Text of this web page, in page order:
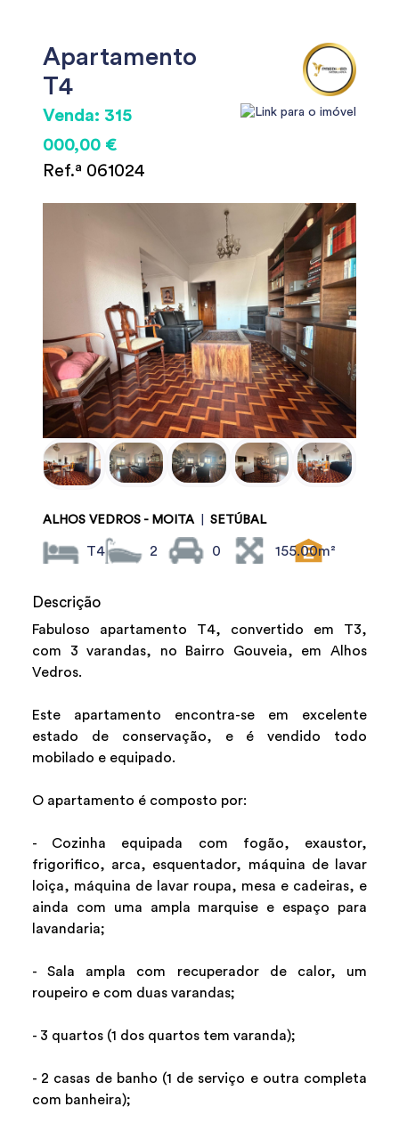
Apartamento
T4
Venda: 315
000,00 €
Ref.ª 061024
ALHOS VEDROS - MOITA SETÚBAL
T4 2 0 155.00m²
Descrição
Fabuloso apartamento T4, convertido em T3,
com 3 varandas, no Bairro Gouveia, em Alhos
Vedros.
Este apartamento encontra-se em excelente
estado de conservação, e é vendido todo
mobilado e equipado.
O apartamento é composto por:
- Cozinha equipada com fogão, exaustor,
frigorifico, arca, esquentador, máquina de lavar
loiça, máquina de lavar roupa, mesa e cadeiras, e
ainda com uma ampla marquise e espaço para
lavandaria;
- Sala ampla com recuperador de calor, um
roupeiro e com duas varandas;
- 3 quartos (1 dos quartos tem varanda);
- 2 casas de banho (1 de serviço e outra completa
com banheira);